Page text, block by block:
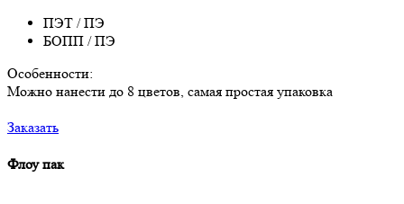
ПЭТ / ПЭ
БОПП / ПЭ
Особенности:
Можно нанести до 8 цветов, самая простая упаковка
Заказать
Флоу пак